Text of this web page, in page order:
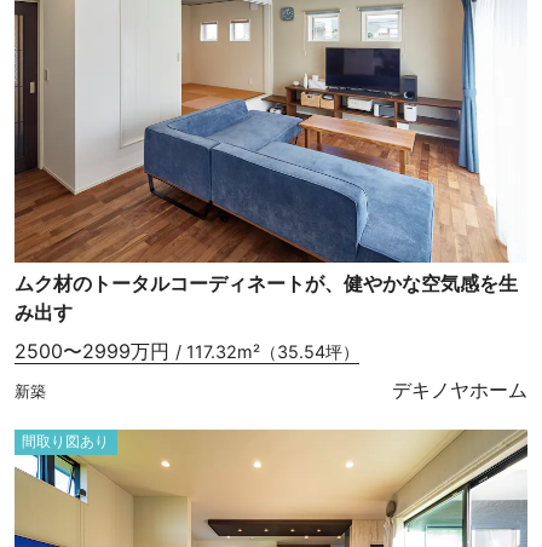
ムク材のトータルコーディネートが、健やかな空気感を生
み出す
2500〜2999万円 / 117.32m²（35.54坪）
新築 デキノヤホーム
間取り図あり